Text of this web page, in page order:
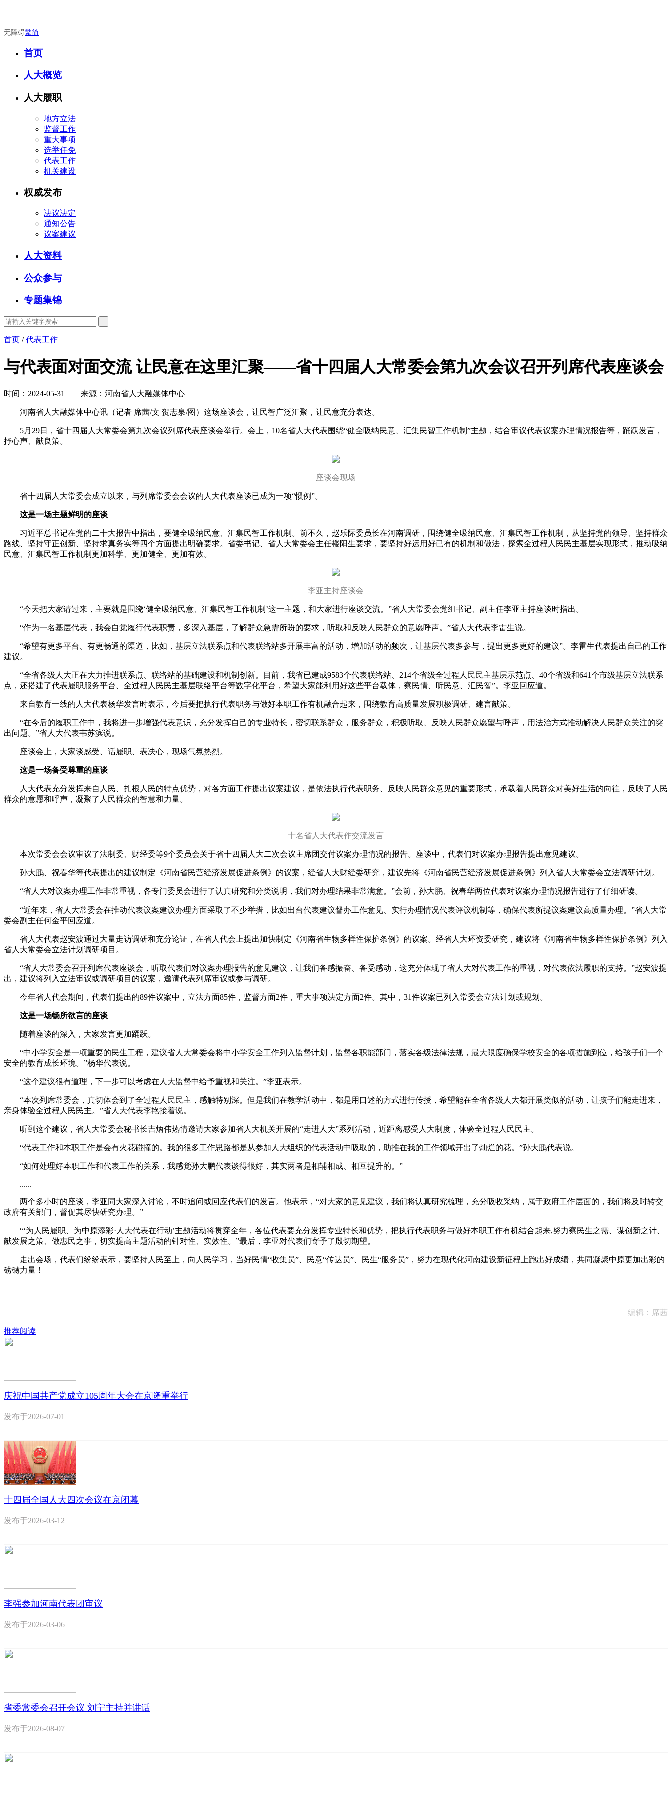
无障碍繁简
首页
人大概览
人大履职
地方立法
监督工作
重大事项
选举任免
代表工作
机关建设
权威发布
决议决定
通知公告
议案建议
人大资料
公众参与
专题集锦
首页 /代表工作
与代表面对面交流 让民意在这里汇聚——省十四届人大常委会第九次会议召开列席代表座谈会
时间：2024-05-31 来源：河南省人大融媒体中心
河南省人大融媒体中心讯（记者 席茜/文 贺志泉/图）这场座谈会，让民智广泛汇聚，让民意充分表达。
5月29日，省十四届人大常委会第九次会议列席代表座谈会举行。会上，10名省人大代表围绕“健全吸纳民意、汇集民智工作机制”主题，结合审议代表议案办理情况报告等，踊跃发言，
抒心声、献良策。
座谈会现场
省十四届人大常委会成立以来，与列席常委会会议的人大代表座谈已成为一项“惯例”。
这是一场主题鲜明的座谈
习近平总书记在党的二十大报告中指出，要健全吸纳民意、汇集民智工作机制。前不久，赵乐际委员长在河南调研，围绕健全吸纳民意、汇集民智工作机制，从坚持党的领导、坚持群众
路线、坚持守正创新、坚持求真务实等四个方面提出明确要求。省委书记、省人大常委会主任楼阳生要求，要坚持好运用好已有的机制和做法，探索全过程人民民主基层实现形式，推动吸纳
民意、汇集民智工作机制更加科学、更加健全、更加有效。
李亚主持座谈会
“今天把大家请过来，主要就是围绕‘健全吸纳民意、汇集民智工作机制’这一主题，和大家进行座谈交流。”省人大常委会党组书记、副主任李亚主持座谈时指出。
“作为一名基层代表，我会自觉履行代表职责，多深入基层，了解群众急需所盼的要求，听取和反映人民群众的意愿呼声。”省人大代表李雷生说。
“希望有更多平台、有更畅通的渠道，比如，基层立法联系点和代表联络站多开展丰富的活动，增加活动的频次，让基层代表多参与，提出更多更好的建议”。李雷生代表提出自己的工作
建议。
“全省各级人大正在大力推进联系点、联络站的基础建设和机制创新。目前，我省已建成9583个代表联络站、214个省级全过程人民民主基层示范点、40个省级和641个市级基层立法联系
点，还搭建了代表履职服务平台、全过程人民民主基层联络平台等数字化平台，希望大家能利用好这些平台载体，察民情、听民意、汇民智”。李亚回应道。
来自教育一线的人大代表杨华发言时表示，今后要把执行代表职务与做好本职工作有机融合起来，围绕教育高质量发展积极调研、建言献策。
“在今后的履职工作中，我将进一步增强代表意识，充分发挥自己的专业特长，密切联系群众，服务群众，积极听取、反映人民群众愿望与呼声，用法治方式推动解决人民群众关注的突
出问题。”省人大代表韦苏滨说。
座谈会上，大家谈感受、话履职、表决心，现场气氛热烈。
这是一场备受尊重的座谈
人大代表充分发挥来自人民、扎根人民的特点优势，对各方面工作提出议案建议，是依法执行代表职务、反映人民群众意见的重要形式，承载着人民群众对美好生活的向往，反映了人民
群众的意愿和呼声，凝聚了人民群众的智慧和力量。
十名省人大代表作交流发言
本次常委会会议审议了法制委、财经委等9个委员会关于省十四届人大二次会议主席团交付议案办理情况的报告。座谈中，代表们对议案办理报告提出意见建议。
孙大鹏、祝春华等代表提出的建议制定《河南省民营经济发展促进条例》的议案，经省人大财经委研究，建议先将《河南省民营经济发展促进条例》列入省人大常委会立法调研计划。
“省人大对议案办理工作非常重视，各专门委员会进行了认真研究和分类说明，我们对办理结果非常满意。”会前，孙大鹏、祝春华两位代表对议案办理情况报告进行了仔细研读。
“近年来，省人大常委会在推动代表议案建议办理方面采取了不少举措，比如出台代表建议督办工作意见、实行办理情况代表评议机制等，确保代表所提议案建议高质量办理。”省人大常
委会副主任何金平回应道。
省人大代表赵安波通过大量走访调研和充分论证，在省人代会上提出加快制定《河南省生物多样性保护条例》的议案。经省人大环资委研究，建议将《河南省生物多样性保护条例》列入
省人大常委会立法计划调研项目。
“省人大常委会召开列席代表座谈会，听取代表们对议案办理报告的意见建议，让我们备感振奋、备受感动，这充分体现了省人大对代表工作的重视，对代表依法履职的支持。”赵安波提
出，建议将列入立法审议或调研项目的议案，邀请代表列席审议或参与调研。
今年省人代会期间，代表们提出的89件议案中，立法方面85件，监督方面2件，重大事项决定方面2件。其中，31件议案已列入常委会立法计划或规划。
这是一场畅所欲言的座谈
随着座谈的深入，大家发言更加踊跃。
“中小学安全是一项重要的民生工程，建议省人大常委会将中小学安全工作列入监督计划，监督各职能部门，落实各级法律法规，最大限度确保学校安全的各项措施到位，给孩子们一个
安全的教育成长环境。”杨华代表说。
“这个建议很有道理，下一步可以考虑在人大监督中给予重视和关注。”李亚表示。
“本次列席常委会，真切体会到了全过程人民民主，感触特别深。但是我们在教学活动中，都是用口述的方式进行传授，希望能在全省各级人大都开展类似的活动，让孩子们能走进来，
亲身体验全过程人民民主。”省人大代表李艳接着说。
听到这个建议，省人大常委会秘书长吉炳伟热情邀请大家参加省人大机关开展的“走进人大”系列活动，近距离感受人大制度，体验全过程人民民主。
“代表工作和本职工作是会有火花碰撞的。我的很多工作思路都是从参加人大组织的代表活动中吸取的，助推在我的工作领域开出了灿烂的花。”孙大鹏代表说。
“如何处理好本职工作和代表工作的关系，我感觉孙大鹏代表谈得很好，其实两者是相辅相成、相互提升的。”
......
两个多小时的座谈，李亚同大家深入讨论，不时追问或回应代表们的发言。他表示，“对大家的意见建议，我们将认真研究梳理，充分吸收采纳，属于政府工作层面的，我们将及时转交
政府有关部门，督促其尽快研究办理。”
“‘为人民履职、为中原添彩·人大代表在行动’主题活动将贯穿全年，各位代表要充分发挥专业特长和优势，把执行代表职务与做好本职工作有机结合起来,努力察民生之需、谋创新之计、
献发展之策、做惠民之事，切实提高主题活动的针对性、实效性。”最后，李亚对代表们寄予了殷切期望。
走出会场，代表们纷纷表示，要坚持人民至上，向人民学习，当好民情“收集员”、民意“传达员”、民生“服务员”，努力在现代化河南建设新征程上跑出好成绩，共同凝聚中原更加出彩的
磅礴力量！
编辑：席茜
推荐阅读
庆祝中国共产党成立105周年大会在京隆重举行
发布于2026-07-01
十四届全国人大四次会议在京闭幕
发布于2026-03-12
李强参加河南代表团审议
发布于2026-03-06
省委常委会召开会议 刘宁主持并讲话
发布于2026-08-07